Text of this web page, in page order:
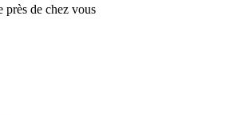
près de chez vous